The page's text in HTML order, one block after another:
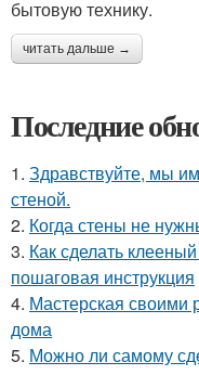
бытовую технику.
читать дальше →
Последние
1. Здравствуйте, мы
стеной.
2. Когда стены не
3. Как сделать
пошаговая инструкция
4. Мастерская своими
дома
5. Можно ли самому